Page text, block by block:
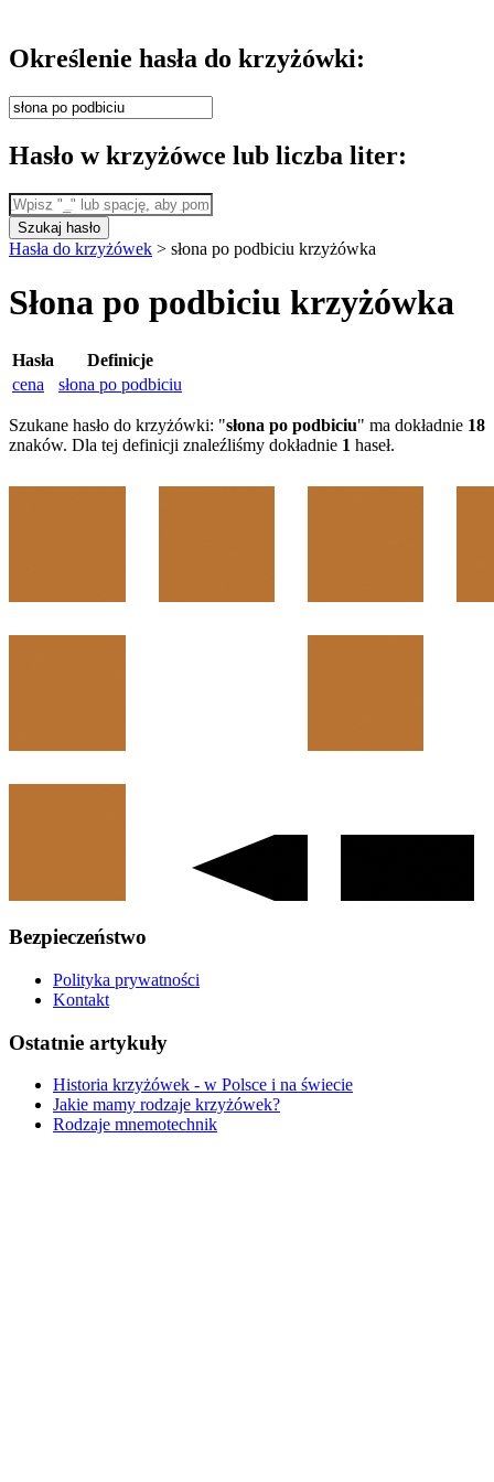
Określenie hasła do krzyżówki:
Hasło w krzyżówce lub liczba liter:
Szukaj hasło
Hasła do krzyżówek > słona po podbiciu krzyżówka
Słona po podbiciu krzyżówka
Hasła
Definicje
cena
słona po podbiciu
Szukane hasło do krzyżówki: "słona po podbiciu" ma dokładnie 18
znaków. Dla tej definicji znaleźliśmy dokładnie 1 haseł.
Bezpieczeństwo
Polityka prywatności
Kontakt
Ostatnie artykuły
Historia krzyżówek - w Polsce i na świecie
Jakie mamy rodzaje krzyżówek?
Rodzaje mnemotechnik